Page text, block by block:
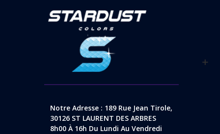
Notre Adresse : 189 Rue Jean Tirole,
30126 ST LAURENT DES ARBRES
8h00 À 16h Du Lundi Au Vendredi